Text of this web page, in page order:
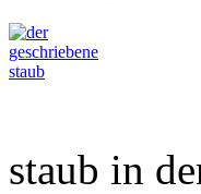
staub in